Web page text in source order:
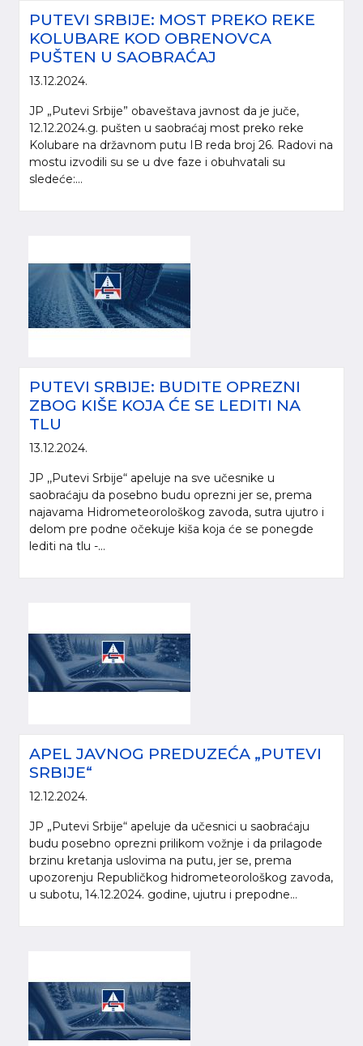
PUTEVI SRBIJE: MOST PREKO REKE
KOLUBARE KOD OBRENOVCA
PUŠTEN U SAOBRAĆAJ
13.12.2024.
JP „Putevi Srbije” obaveštava javnost da je juče,
12.12.2024.g. pušten u saobraćaj most preko reke
Kolubare na državnom putu IB reda broj 26. Radovi na
mostu izvodili su se u dve faze i obuhvatali su
sledeće:...
PUTEVI SRBIJE: BUDITE OPREZNI
ZBOG KIŠE KOJA ĆE SE LEDITI NA
TLU
13.12.2024.
JP ,,Putevi Srbije“ apeluje na sve učesnike u
saobraćaju da posebno budu oprezni jer se, prema
najavama Hidrometeorološkog zavoda, sutra ujutro i
delom pre podne očekuje kiša koja će se ponegde
lediti na tlu -...
APEL JAVNOG PREDUZEĆA „PUTEVI
SRBIJE“
12.12.2024.
JP „Putevi Srbije“ apeluje da učesnici u saobraćaju
budu posebno oprezni prilikom vožnje i da prilagode
brzinu kretanja uslovima na putu, jer se, prema
upozorenju Republičkog hidrometeorološkog zavoda,
u subotu, 14.12.2024. godine, ujutru i prepodne...